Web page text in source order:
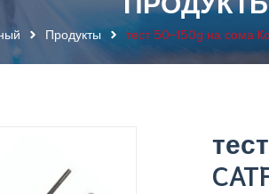
Продукты тест 50-150g на сома